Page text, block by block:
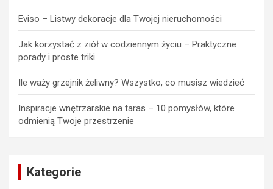
Eviso – Listwy dekoracje dla Twojej nieruchomości
Jak korzystać z ziół w codziennym życiu – Praktyczne
porady i proste triki
Ile waży grzejnik żeliwny? Wszystko, co musisz wiedzieć
Inspiracje wnętrzarskie na taras – 10 pomysłów, które
odmienią Twoje przestrzenie
Kategorie